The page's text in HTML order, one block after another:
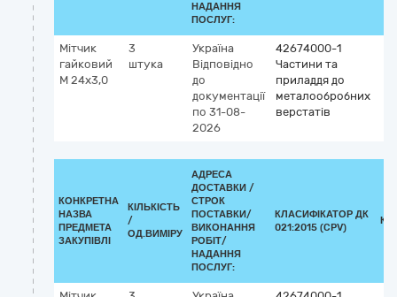
НАДАННЯ
ПОСЛУГ:
Мітчик
гайковий
М 24х3,0
3
штука
Україна
Відповідно
до
документації
по 31-08-
2026
42674000-1
Частини та
приладдя до
металообробних
верстатів
КОНКРЕТНА
НАЗВА
ПРЕДМЕТА
ЗАКУПІВЛІ
КІЛЬКІСТЬ
/
ОД.ВИМІРУ
АДРЕСА
ДОСТАВКИ /
СТРОК
ПОСТАВКИ/
ВИКОНАННЯ
РОБІТ/
НАДАННЯ
ПОСЛУГ:
КЛАСИФІКАТОР ДК
021:2015 (CPV)